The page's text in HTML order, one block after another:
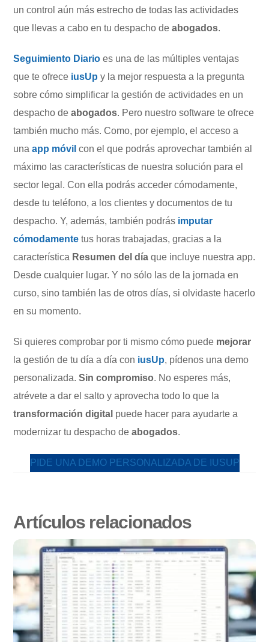
un control aún más estrecho de todas las actividades
que llevas a cabo en tu despacho de abogados.
Seguimiento Diario es una de las múltiples ventajas
que te ofrece iusUp y la mejor respuesta a la pregunta
sobre cómo simplificar la gestión de actividades en un
despacho deabogados. Pero nuestro software te ofrece
también mucho más. Como, por ejemplo, el acceso a
unaapp móvil con el que podrás aprovechar también al
máximo las características de nuestra solución para el
sector legal. Con ella podrás acceder cómodamente,
desde tu teléfono, a los clientes y documentos de tu
despacho. Y, además, también podrás imputar
cómodamente tus horas trabajadas, gracias a la
característica Resumen del día que incluye nuestra app.
Desde cualquier lugar. Y no sólo las de la jornada en
curso, sino también las de otros días, si olvidaste hacerlo
en su momento.
Si quieres comprobar por ti mismo cómo puede mejorar
la gestión de tu día a día con iusUp, pídenos una demo
personalizada.Sin compromiso. No esperes más,
atrévete a dar el salto y aprovecha todo lo que la
transformación digital puede hacer para ayudarte a
modernizar tu despacho deabogados.
PIDE UNA DEMO PERSONALIZADA DE IUSUP